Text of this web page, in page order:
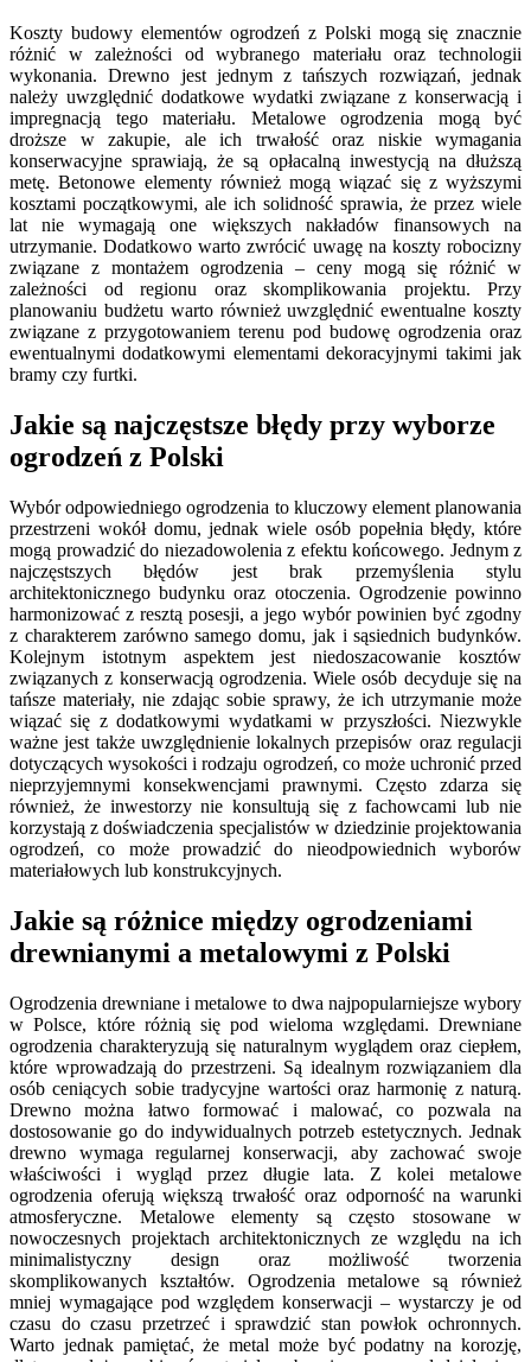
Koszty budowy elementów ogrodzeń z Polski mogą się znacznie
różnić w zależności od wybranego materiału oraz technologii
wykonania. Drewno jest jednym z tańszych rozwiązań, jednak
należy uwzględnić dodatkowe wydatki związane z konserwacją i
impregnacją tego materiału. Metalowe ogrodzenia mogą być
droższe w zakupie, ale ich trwałość oraz niskie wymagania
konserwacyjne sprawiają, że są opłacalną inwestycją na dłuższą
metę. Betonowe elementy również mogą wiązać się z wyższymi
kosztami początkowymi, ale ich solidność sprawia, że przez wiele
lat nie wymagają one większych nakładów finansowych na
utrzymanie. Dodatkowo warto zwrócić uwagę na koszty robocizny
związane z montażem ogrodzenia – ceny mogą się różnić w
zależności od regionu oraz skomplikowania projektu. Przy
planowaniu budżetu warto również uwzględnić ewentualne koszty
związane z przygotowaniem terenu pod budowę ogrodzenia oraz
ewentualnymi dodatkowymi elementami dekoracyjnymi takimi jak
bramy czy furtki.
Jakie są najczęstsze błędy przy wyborze
ogrodzeń z Polski
Wybór odpowiedniego ogrodzenia to kluczowy element planowania
przestrzeni wokół domu, jednak wiele osób popełnia błędy, które
mogą prowadzić do niezadowolenia z efektu końcowego. Jednym z
najczęstszych błędów jest brak przemyślenia stylu
architektonicznego budynku oraz otoczenia. Ogrodzenie powinno
harmonizować z resztą posesji, a jego wybór powinien być zgodny
z charakterem zarówno samego domu, jak i sąsiednich budynków.
Kolejnym istotnym aspektem jest niedoszacowanie kosztów
związanych z konserwacją ogrodzenia. Wiele osób decyduje się na
tańsze materiały, nie zdając sobie sprawy, że ich utrzymanie może
wiązać się z dodatkowymi wydatkami w przyszłości. Niezwykle
ważne jest także uwzględnienie lokalnych przepisów oraz regulacji
dotyczących wysokości i rodzaju ogrodzeń, co może uchronić przed
nieprzyjemnymi konsekwencjami prawnymi. Często zdarza się
również, że inwestorzy nie konsultują się z fachowcami lub nie
korzystają z doświadczenia specjalistów w dziedzinie projektowania
ogrodzeń, co może prowadzić do nieodpowiednich wyborów
materiałowych lub konstrukcyjnych.
Jakie są różnice między ogrodzeniami
drewnianymi a metalowymi z Polski
Ogrodzenia drewniane i metalowe to dwa najpopularniejsze wybory
w Polsce, które różnią się pod wieloma względami. Drewniane
ogrodzenia charakteryzują się naturalnym wyglądem oraz ciepłem,
które wprowadzają do przestrzeni. Są idealnym rozwiązaniem dla
osób ceniących sobie tradycyjne wartości oraz harmonię z naturą.
Drewno można łatwo formować i malować, co pozwala na
dostosowanie go do indywidualnych potrzeb estetycznych. Jednak
drewno wymaga regularnej konserwacji, aby zachować swoje
właściwości i wygląd przez długie lata. Z kolei metalowe
ogrodzenia oferują większą trwałość oraz odporność na warunki
atmosferyczne. Metalowe elementy są często stosowane w
nowoczesnych projektach architektonicznych ze względu na ich
minimalistyczny design oraz możliwość tworzenia
skomplikowanych kształtów. Ogrodzenia metalowe są również
mniej wymagające pod względem konserwacji – wystarczy je od
czasu do czasu przetrzeć i sprawdzić stan powłok ochronnych.
Warto jednak pamiętać, że metal może być podatny na korozję,